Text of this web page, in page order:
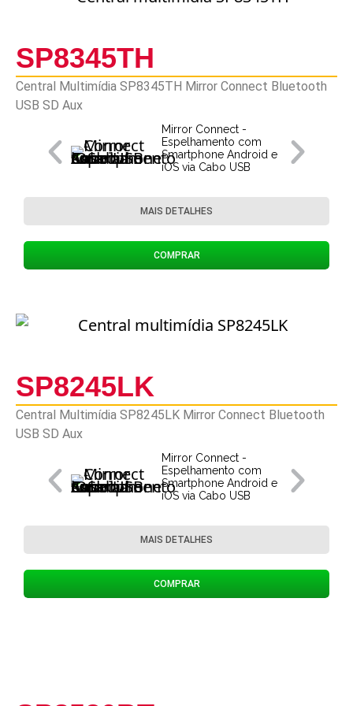
SP8345TH
Central Multimídia SP8345TH Mirror Connect Bluetooth
USB SD Aux
Mirror Connect -
Espelhamento com
Smartphone Android e
iOS via Cabo USB
MAIS DETALHES
COMPRAR
SP8245LK
Central Multimídia SP8245LK Mirror Connect Bluetooth
USB SD Aux
Mirror Connect -
Espelhamento com
Smartphone Android e
iOS via Cabo USB
MAIS DETALHES
COMPRAR